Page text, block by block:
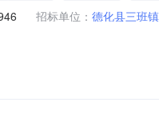
招标单位： 德化县三班